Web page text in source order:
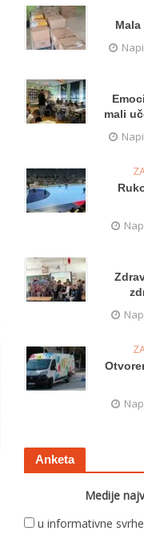
mali
Anketa
Medije
u informativne svrhe